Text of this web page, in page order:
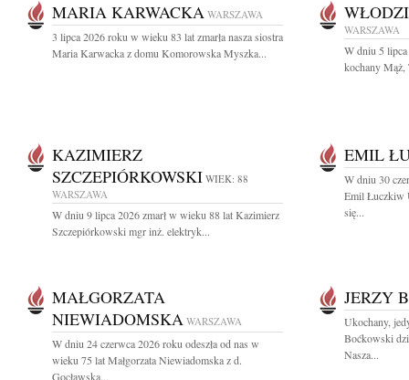
MARIA KARWACKA WARSZAWA
3 lipca 2026 roku w wieku 83 lat zmarła nasza siostra
Maria Karwacka z domu Komorowska Myszka...
WARSZAWA
W dniu 5
kochany Mąż,
KAZIMIERZ
SZCZEPIÓRKOWSKI WIEK: 88
WARSZAWA
W dniu 9 lipca 2026 zmarł w wieku 88 lat Kazimierz
Szczepiórkowski mgr inż. elektryk...
EMIL
W dniu 30
Emil Łuczkiw
się...
MAŁGORZATA
NIEWIADOMSKA WARSZAWA
W dniu 24 czerwca 2026 roku odeszła od nas w
wieku 75 lat Małgorzata Niewiadomska z d.
Gocławska...
JERZY
Ukochany,
Boćkowski
Nasza...